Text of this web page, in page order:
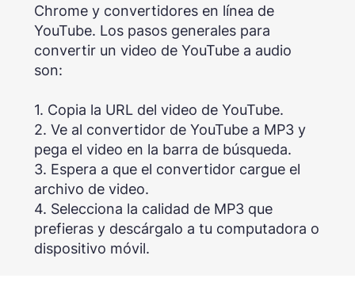
Chrome y convertidores en línea de
YouTube. Los pasos generales para
convertir un video de YouTube a audio
son:
1. Copia la URL del video de YouTube.
2. Ve al convertidor de YouTube a MP3 y
pega el video en la barra de búsqueda.
3. Espera a que el convertidor cargue el
archivo de video.
4. Selecciona la calidad de MP3 que
prefieras y descárgalo a tu computadora o
dispositivo móvil.